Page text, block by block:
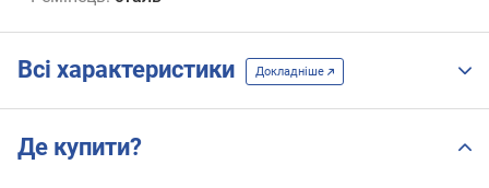
Всі характеристики Докладніше
Де купити?